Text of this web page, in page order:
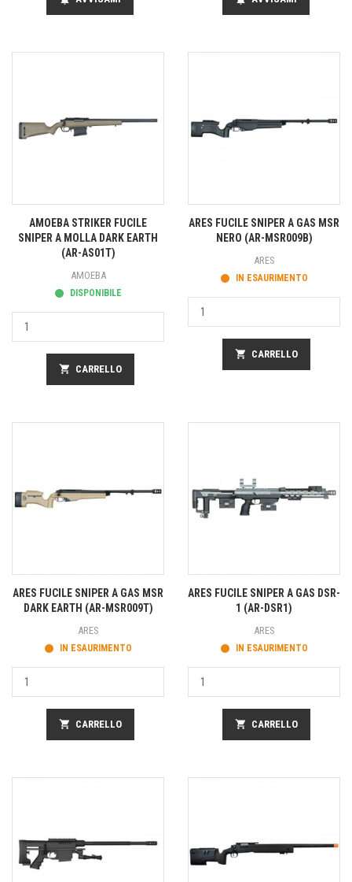
AMOEBA STRIKER FUCILE
SNIPER A MOLLA DARK EARTH
(AR-AS01T)
AMOEBA
DISPONIBILE
shopping_cart CARRELLO
ARES FUCILE SNIPER A GAS MSR
NERO (AR-MSR009B)
ARES
IN ESAURIMENTO
shopping_cart CARRELLO
ARES FUCILE SNIPER A GAS MSR
DARK EARTH (AR-MSR009T)
ARES
IN ESAURIMENTO
shopping_cart CARRELLO
ARES FUCILE SNIPER A GAS DSR-
1 (AR-DSR1)
ARES
IN ESAURIMENTO
shopping_cart CARRELLO